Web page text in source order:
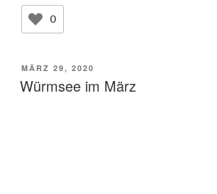
0
VERÖFFENTLICHT
AM
MÄRZ 29, 2020
Würmsee im März